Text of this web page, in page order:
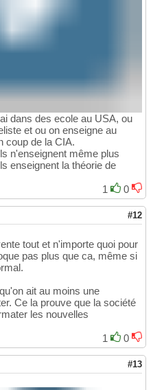
dans des ecole au USA, ou
et ou on enseigne au
coup de la CIA.
n'enseignent même plus
enseignent la théorie de
1
0
#12
tout et n'importe quoi pour
pas plus que ca, même si
ait au moins une
Ce la prouve que la société
les nouvelles
1
0
#13